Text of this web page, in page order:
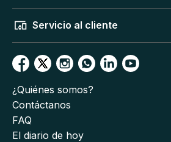
Servicio al cliente
¿Quiénes somos?
Contáctanos
FAQ
El diario de hoy